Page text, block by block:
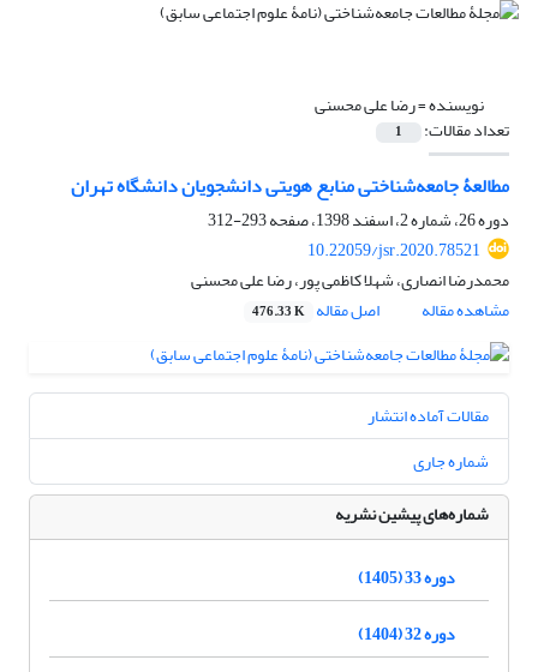
نویسنده =رضا علی محسنی
تعداد مقالات: 1
مطالعۀ جامعه‌شناختی منابع هویتی دانشجویان دانشگاه تهران
دوره 26، شماره 2، اسفند 1398، صفحه
293-312
10.22059/jsr.2020.78521
محمدرضا انصاری، شهلا کاظمی پور، رضا علی محسنی
مشاهده مقاله
اصل مقاله 476.33 K
مقالات آماده انتشار
شماره جاری
شماره‌های پیشین نشریه
دوره 33 (1405)
دوره 32 (1404)